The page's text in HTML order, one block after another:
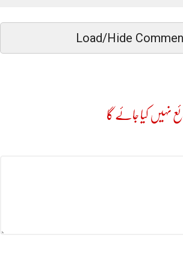
Load/Hide
نہیں کیا جائے گا